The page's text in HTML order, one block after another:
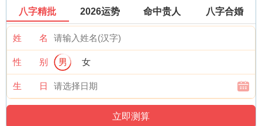
八字精批 2026运势 命中贵人 八字合婚
姓 名
性 别 男 女
生 日